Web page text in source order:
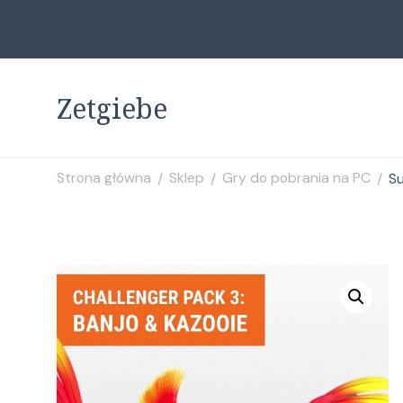
Zetgiebe
Strona główna / Sklep / Gry do pobrania na PC /